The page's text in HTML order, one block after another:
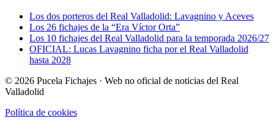
Los dos porteros del Real Valladolid: Lavagnino y Aceves
Los 26 fichajes de la “Era Víctor Orta”
Los 10 fichajes del Real Valladolid para la temporada 2026/27
OFICIAL: Lucas Lavagnino ficha por el Real Valladolid
hasta 2028
© 2026 Pucela Fichajes · Web no oficial de noticias del Real
Valladolid
Política de cookies